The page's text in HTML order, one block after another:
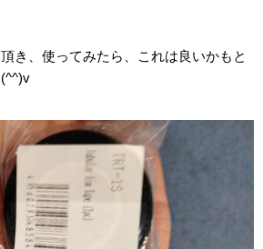
き、使ってみたら、これは良いかもと